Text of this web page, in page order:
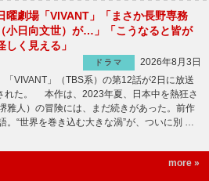
曜劇場「VIVANT」「まさか長野専務
（小日向文世）が…」「こうなると皆が
しく見える」
ドラマ
2026年8月3日
「VIVANT」（TBS系）の第12話が2日に放送
れた。 本作は、2023年夏、日本中を熱狂さ
雅人）の冒険には、まだ続きがあった。前作
“世界を巻き込む大きな渦”が、ついに別 …
more »